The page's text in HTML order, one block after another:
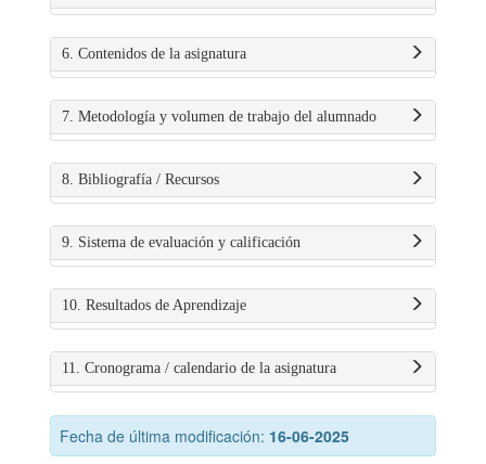
6. Contenidos de la asignatura
7. Metodología y volumen de trabajo del alumnado
8. Bibliografía / Recursos
9. Sistema de evaluación y calificación
10. Resultados de Aprendizaje
11. Cronograma / calendario de la asignatura
Fecha de última modificación: 16-06-2025